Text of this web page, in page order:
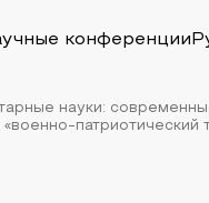
конференции
науки:
патриотический